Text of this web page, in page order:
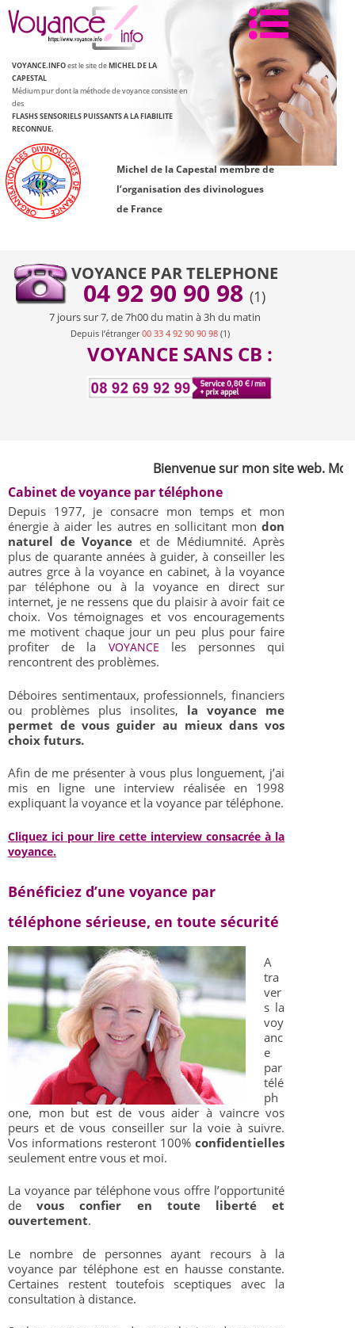
Aller
au
VOYANCE.INFOest le site deMICHEL DE LA
CAPESTAL
Médium pur dont la méthode de voyance consiste en
des
FLASHS SENSORIELS PUISSANTSA LA FIABILITE
RECONNUE.
Michel de la Capestal membre de
l’organisation des divinologues
de France
VOYANCE PAR TELEPHONE
04 92 90 90 98 (1)
7 jours sur 7, de 7h00 du matin à 3h du matin
Depuis l’étranger00 33 4 92 90 90 98 (1)
VOYANCE SANS CB :
Bienvenue sur mon site web.
Cabinet de voyance par téléphone
Depuis 1977, je consacre mon temps et mon
énergie à aider les autres en sollicitant mondon
naturel de Voyance et de Médiumnité. Après
plus de quarante années à guider, à conseiller les
autres grce à la voyance en cabinet, à la voyance
par téléphone ou à la voyance en direct sur
internet, je ne ressens que du plaisir à avoir fait ce
choix. Vos témoignages et vos encouragements
me motivent chaque jour un peu plus pour faire
profiter de la VOYANCE les personnes qui
rencontrent des problèmes.
Déboires sentimentaux, professionnels, financiers
ou problèmes plus insolites, la voyance me
permet de vous guider au mieux dans vos
choix futurs.
Afin de me présenter à vous plus longuement, j’ai
mis en ligne une interview réalisée en 1998
expliquant la voyance et la voyance par téléphone.
Cliquez ici pour lire cette interview consacrée à la
voyance.
Bénéficiez d’une voyance par
téléphone sérieuse, en toute sécurité
A
tra
ver
s la
voy
anc
e
par
télé
ph
one, mon but est de vous aider à vaincre vos
peurs et de vous conseiller sur la voie à suivre.
Vos informations resteront 100%confidentielles
seulement entre vous et moi.
La voyance par téléphone vous offre l’opportunité
devous confier en toute liberté et
ouvertement.
Le nombre de personnes ayant recours à la
voyance par téléphone est en hausse constante.
Certaines restent toutefois sceptiques avec la
consultation à distance.